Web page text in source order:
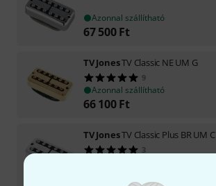
Azonnal szállítható
67 500 Ft
TV JonesTV Classic NE UM G
9
Azonnal szállítható
66 100 Ft
TV JonesTV Classic Plus BR UM C
3